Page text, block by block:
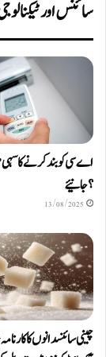
سائنس اور
اے سی کو بند کرنے کا سہی
؟ جانیئے
13/08/2025
چینی سائنسدانوں کا